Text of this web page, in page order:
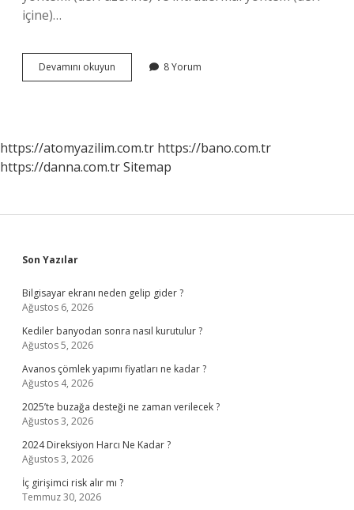
içine)…
Devamını okuyun
Cilt
8 Yorum
https://atomyazilim.com.tr https://bano.com.tr
https://danna.com.trSitemap
Sidebar
Son Yazılar
Bilgisayar ekranı neden gelip gider ?
Ağustos 6, 2026
Kediler banyodan sonra nasıl kurutulur ?
Ağustos 5, 2026
Avanos çömlek yapımı fiyatları ne kadar ?
Ağustos 4, 2026
2025’te buzağa desteği ne zaman verilecek ?
Ağustos 3, 2026
2024 Direksiyon Harcı Ne Kadar ?
Ağustos 3, 2026
İç girişimci risk alır mı ?
Temmuz 30, 2026